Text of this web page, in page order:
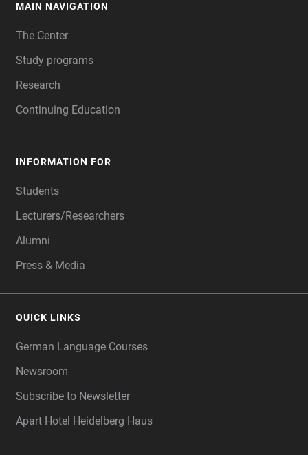
MAIN NAVIGATION
The Center
Study programs
Research
Continuing Education
INFORMATION FOR
Students
Lecturers/Researchers
Alumni
Press & Media
QUICK LINKS
German Language Courses
Newsroom
Subscribe to Newsletter
Apart Hotel Heidelberg Haus